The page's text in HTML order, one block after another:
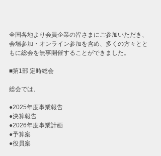
全国各地より会員企業の皆さまにご参加いただき、
会場参加・オンライン参加を含め、多くの方々とと
もに総会を無事開催することができました。
■第1部 定時総会
総会では、
●2025年度事業報告
●決算報告
●2026年度事業計画
●予算案
●役員案